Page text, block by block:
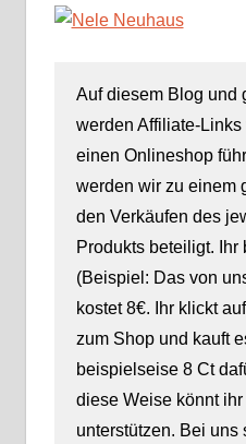
Auf diesem Blog und
werden Affiliate-
einen Onlineshop
werden wir zu einem
den Verkäufen des
Produkts beteiligt. Ihr
(Beispiel: Das von
kostet 8€. Ihr klickt
zum Shop und kauft
beispielseise 8 Ct
diese Weise könnt
unterstützen. Bei